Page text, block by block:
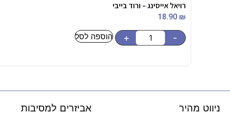
רויאל אייסינג – ורוד בייבי
18.90 ₪
-
+ הוספה לסל
ניווט מהיר אביזרים למסיבות